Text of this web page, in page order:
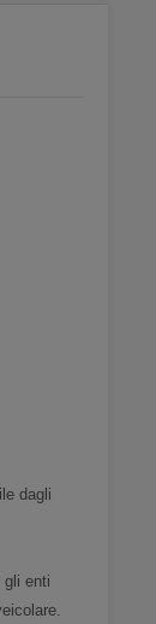
dagli
gli enti